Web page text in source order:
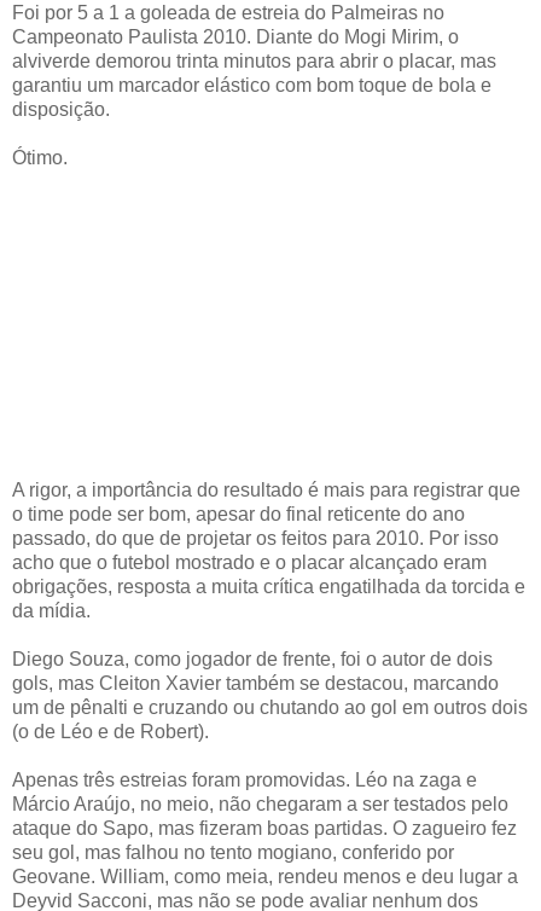
Foi por 5 a 1 a goleada de estreia do Palmeiras no
Campeonato Paulista 2010. Diante do Mogi Mirim, o
alviverde demorou trinta minutos para abrir o placar, mas
garantiu um marcador elástico com bom toque de bola e
disposição.
Ótimo.
A rigor, a importância do resultado é mais para registrar que
o time pode ser bom, apesar do final reticente do ano
passado, do que de projetar os feitos para 2010. Por isso
acho que o futebol mostrado e o placar alcançado eram
obrigações, resposta a muita crítica engatilhada da torcida e
da mídia.
Diego Souza, como jogador de frente, foi o autor de dois
gols, mas Cleiton Xavier também se destacou, marcando
um de pênalti e cruzando ou chutando ao gol em outros dois
(o de Léo e de Robert).
Apenas três estreias foram promovidas. Léo na zaga e
Márcio Araújo, no meio, não chegaram a ser testados pelo
ataque do Sapo, mas fizeram boas partidas. O zagueiro fez
seu gol, mas falhou no tento mogiano, conferido por
Geovane. William, como meia, rendeu menos e deu lugar a
Deyvid Sacconi, mas não se pode avaliar nenhum dos